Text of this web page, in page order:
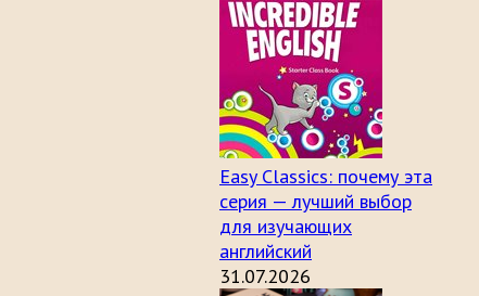
Easy Classics: почему эта
серия — лучший выбор
для изучающих
английский
31.07.2026